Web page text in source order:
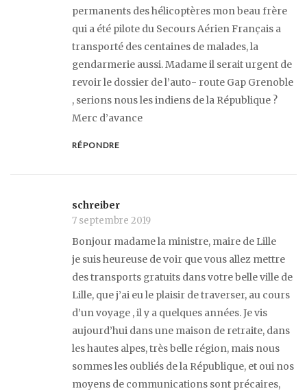
permanents des hélicoptères mon beau frère
qui a été pilote du Secours Aérien Français a
transporté des centaines de malades, la
gendarmerie aussi. Madame il serait urgent de
revoir le dossier de l’auto- route Gap Grenoble
, serions nous les indiens de la République ?
Merc d’avance
RÉPONDRE
schreiber
7 septembre 2019
Bonjour madame la ministre, maire de Lille
je suis heureuse de voir que vous allez mettre
des transports gratuits dans votre belle ville de
Lille, que j’ai eu le plaisir de traverser, au cours
d’un voyage , il y a quelques années. Je vis
aujourd’hui dans une maison de retraite, dans
les hautes alpes, très belle région, mais nous
sommes les oubliés de la République, et oui nos
moyens de communications sont précaires,